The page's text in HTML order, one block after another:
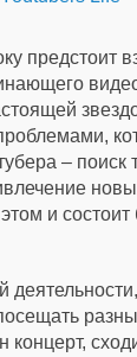
предстоит
– поиск
и
концерт,